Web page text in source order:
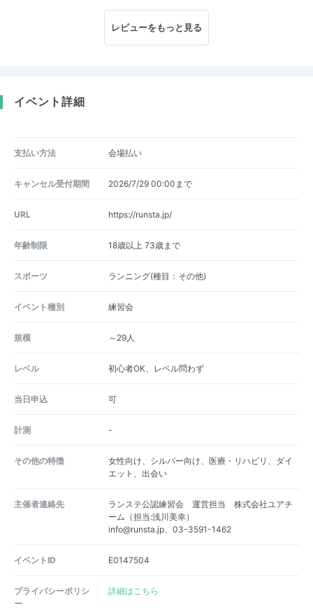
レビューをもっと見る
イベント詳細
支払い方法 会場払い
キャンセル受付期間 2026/7/29 00:00まで
URL https://runsta.jp/
年齢制限 18歳以上 73歳まで
スポーツ ランニング(種目：その他)
イベント種別 練習会
規模 ～29人
レベル 初心者OK、レベル問わず
当日申込 可
計測 -
その他の特徴
女性向け、シルバー向け、医療・リハビリ、ダイ
エット、出会い
主催者連絡先
ランステ公認練習会 運営担当 株式会社ユアチ
ーム（担当:浅川美幸）
info@runsta.jp、03-3591-1462
イベントID E0147504
プライバシーポリシ
ー
詳細はこちら